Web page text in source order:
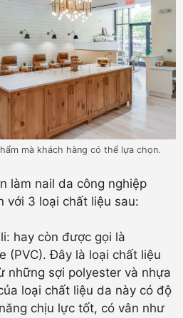
mà khách hàng có thể lựa chọn.
làm nail da công nghiệp
với 3 loại chất liệu sau:
hay còn được gọi là
(PVC). Đây là loại chất liệu
những sợi polyester và nhựa
loại chất liệu da này có độ
chịu lực tốt, có vân như